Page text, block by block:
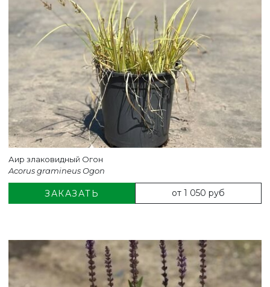
Аир злаковидный Огон
Acorus gramineus Ogon
ЗАКАЗАТЬ от 1 050 руб